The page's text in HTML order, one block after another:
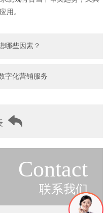
用。
哪些因素？
字化营销服务
Contact
联系我们